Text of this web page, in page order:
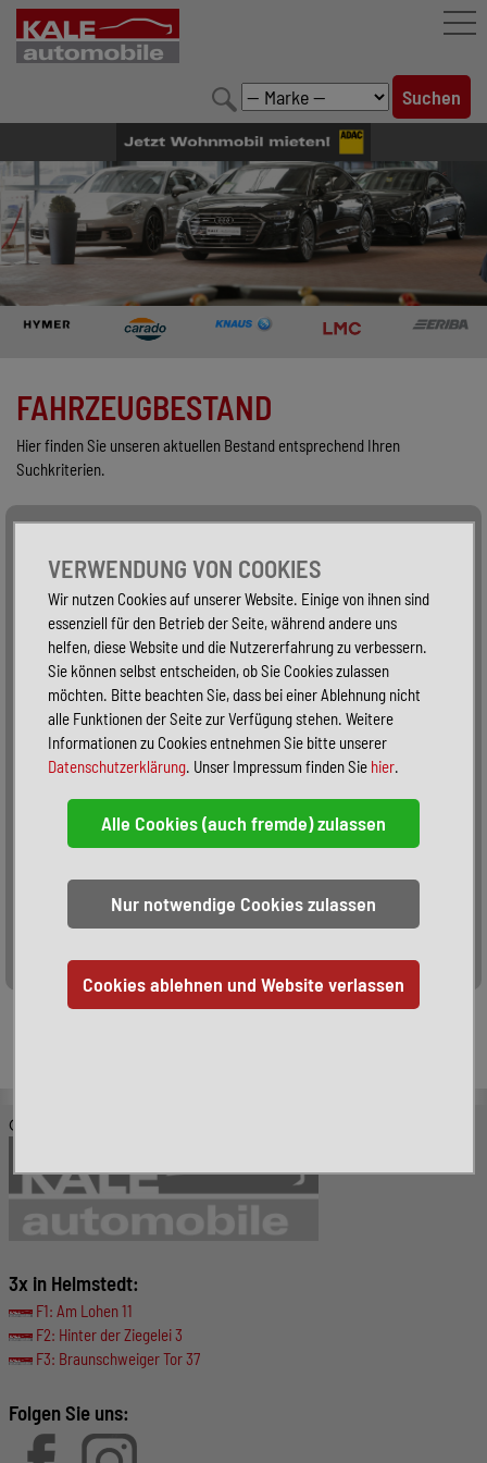
FAHRZEUGBESTAND
LEISTUNGEN
KONFIGURATOR
UNTERNEHMEN
FAHRZEUGBESTAND
Hier finden Sie unseren aktuellen Bestand entsprechend Ihren
Suchkriterien.
Alle Fahrzeuge
Sortieren:
© KALE-Automobile GmbH
3x in Helmstedt:
F1: Am Lohen 11
F2: Hinter der Ziegelei 3
F3: Braunschweiger Tor 37
Folgen Sie uns:
VERWENDUNG VON COOKIES
Wir nutzen Cookies auf unserer Website. Einige von ihnen sind
essenziell für den Betrieb der Seite, während andere uns
helfen, diese Website und die Nutzererfahrung zu verbessern.
Sie können selbst entscheiden, ob Sie Cookies zulassen
möchten. Bitte beachten Sie, dass bei einer Ablehnung nicht
alle Funktionen der Seite zur Verfügung stehen. Weitere
Informationen zu Cookies entnehmen Sie bitte unserer
Datenschutzerklärung. Unser Impressum finden Sie hier.